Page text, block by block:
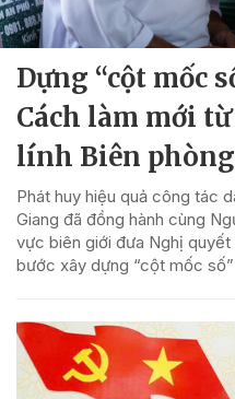
Dựng “cột mốc
Cách làm mới
lính Biên
Phát huy hiệu quả công tác
Giang đã đồng hành cùng
vực biên giới đưa Nghị
bước xây dựng “cột mốc